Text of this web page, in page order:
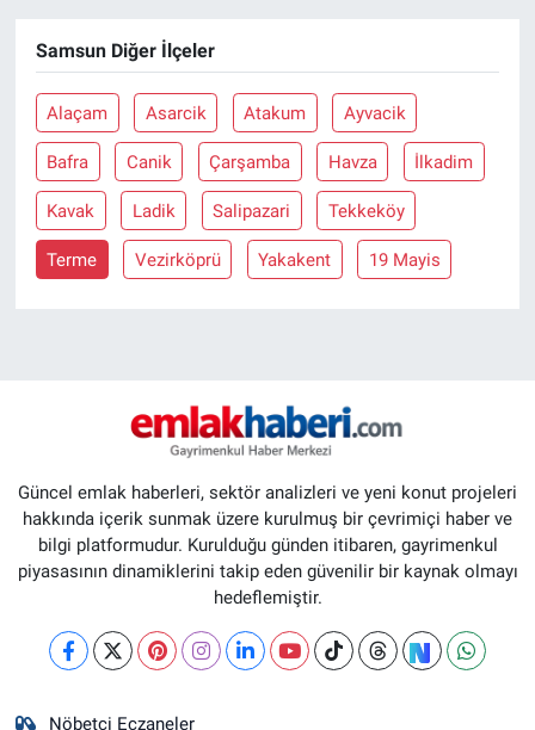
Samsun Diğer İlçeler
Alaçam Asarcik Atakum Ayvacik
Bafra Canik Çarşamba Havza İlkadim
Kavak Ladik Salipazari Tekkeköy
Terme Vezirköprü Yakakent 19 Mayis
Güncel emlak haberleri, sektör analizleri ve yeni konut projeleri
hakkında içerik sunmak üzere kurulmuş bir çevrimiçi haber ve
bilgi platformudur. Kurulduğu günden itibaren, gayrimenkul
piyasasının dinamiklerini takip eden güvenilir bir kaynak olmayı
hedeflemiştir.
Nöbetçi Eczaneler